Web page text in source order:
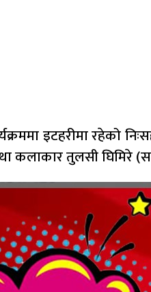
इटहरीमा रहेको
कलाकार तुलसी घिमिरे